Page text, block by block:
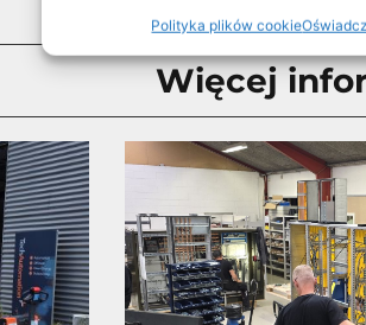
Polityka plików cookie
Więcej